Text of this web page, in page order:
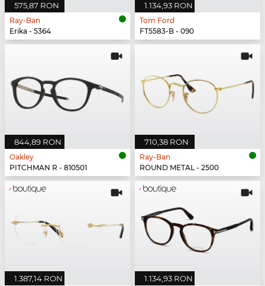
575,87 RON
Ray-Ban
Erika - 5364
1.134,93 RON
Tom Ford
FT5583-B - 090
844,89 RON
Oakley
PITCHMAN R - 810501
710,38 RON
Ray-Ban
ROUND METAL - 2500
1.387,14 RON 1.134,93 RON